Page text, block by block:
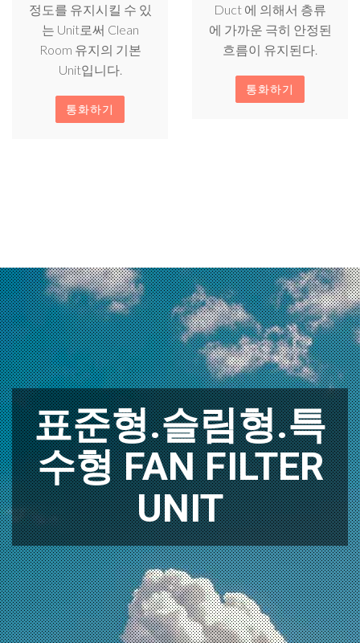
정도를 유지시킬 수 있
는 Unit로써 Clean
Room 유지의 기본
Unit입니다.
통화하기
Duct 에 의해서 층류
에 가까운 극히 안정된
흐름이 유지된다.
통화하기
표준형.슬림형.특
수형 FAN FILTER
UNIT